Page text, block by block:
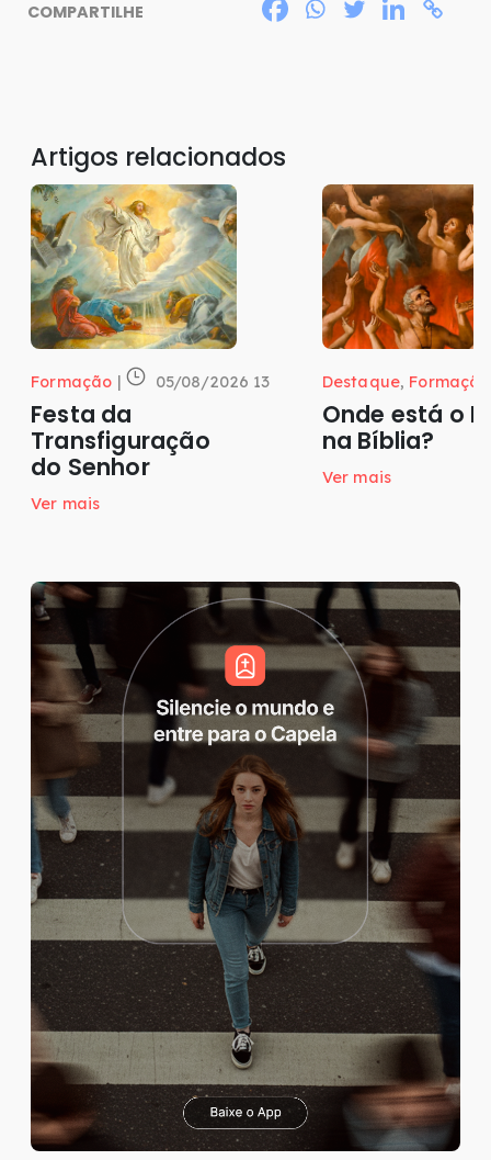
COMPARTILHE
Artigos relacionados
Formação 05/08/2026 13
Festa da
Transfiguração
do Senhor
Ver mais
Destaque, Formação
Onde está o
na Bíblia?
Ver mais